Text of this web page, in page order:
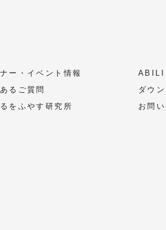
ー・イベント情報
るご質問
をふやす研究所
ABILI
ダウ
お問